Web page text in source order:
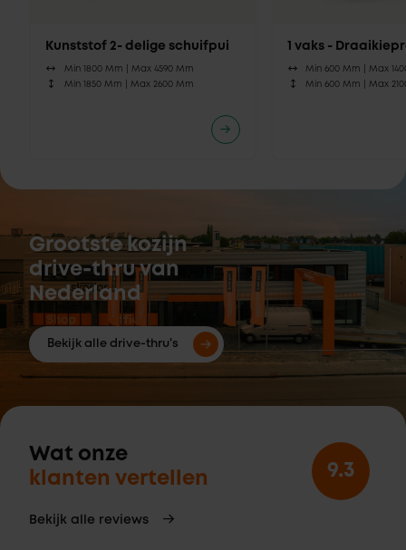
Kunststof 2- delige schuifpui
Min 1800 Mm | Max 4590 Mm
Min 1850 Mm | Max 2600 Mm
1 vaks -
Min 600 Mm |Max
Min 600 Mm |Max
Grootste kozijn
drive-thru van
Nederland
Bekijk alle drive-thru's
Wat onze
klanten vertellen
Bekijk alle reviews
9.3